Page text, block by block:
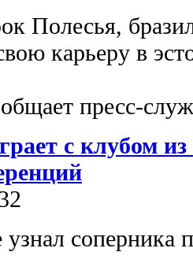
Полесья,
карьеру в
пресс-
с клубом
соперника